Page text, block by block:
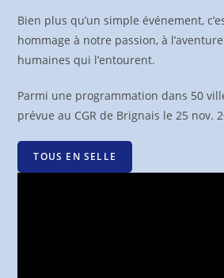
Bien plus qu’un simple événement,
hommage à notre passion, à
humaines qui l’entourent.
Parmi une programmation dans 50
prévue au CGR de Brignais le 25 nov.
TOUS EN SELLE